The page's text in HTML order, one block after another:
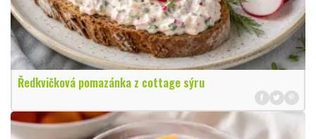
Ředkvičková pomazánka z cottage sýru